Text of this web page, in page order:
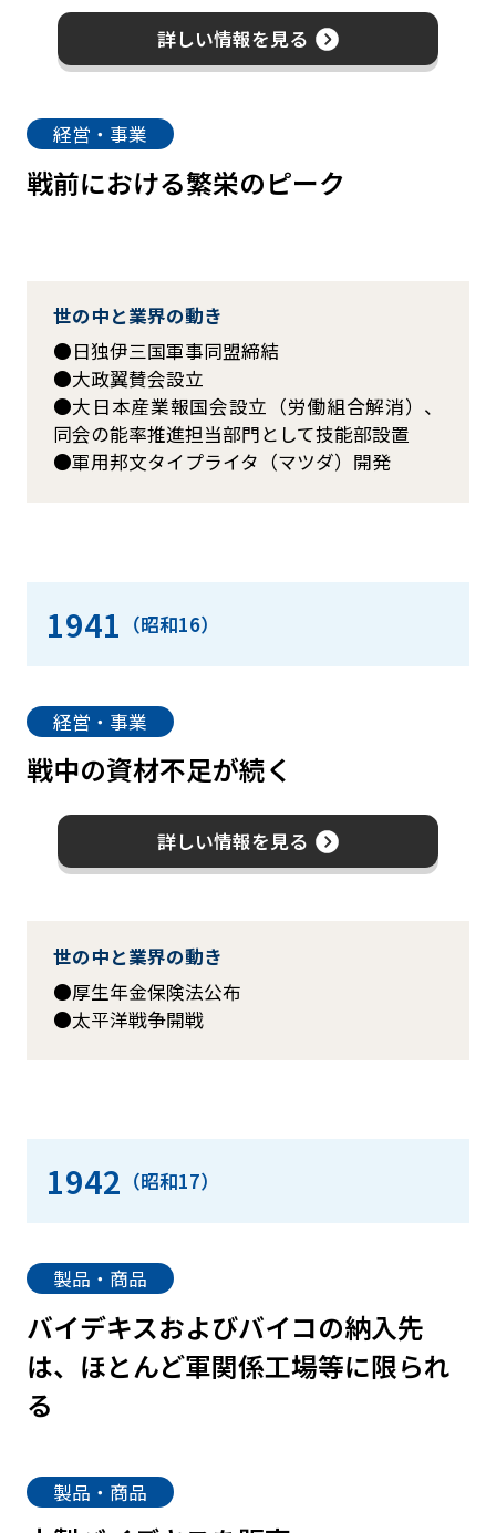
詳しい情報を見る
経営・事業
戦前における繁栄のピーク
世の中と業界の動き
日独伊三国軍事同盟締結
大政翼賛会設立
大日本産業報国会設立（労働組合解消）、
同会の能率推進担当部門として技能部設置
軍用邦文タイプライタ（マツダ）開発
1941 （昭和16）
経営・事業
戦中の資材不足が続く
詳しい情報を見る
世の中と業界の動き
厚生年金保険法公布
太平洋戦争開戦
1942 （昭和17）
製品・商品
バイデキスおよびバイコの納入先
は、ほとんど軍関係工場等に限られ
る
製品・商品